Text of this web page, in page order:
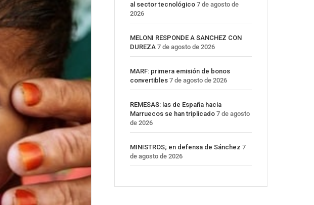
al sector tecnológico 7 de agosto de
2026
MELONI RESPONDE A SANCHEZ CON
DUREZA 7 de agosto de 2026
MARF: primera emisión de bonos
convertibles 7 de agosto de 2026
REMESAS: las de España hacia
Marruecos se han triplicado 7 de agosto
de 2026
MINISTROS; en defensa de Sánchez 7
de agosto de 2026